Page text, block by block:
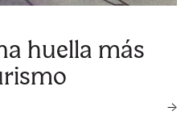
huella más
→